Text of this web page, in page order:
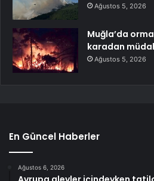
Ağustos 5, 2026
Muğla’da
karadan
Ağustos 5, 2026
En Güncel Haberler
Ağustos 6, 2026